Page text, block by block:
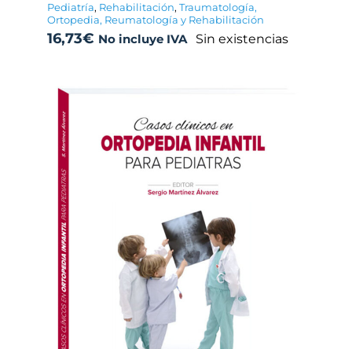
Pediatría, Rehabilitación, Traumatología,
Ortopedia, Reumatología y Rehabilitación
16,73€ No incluye IVA Sin existencias